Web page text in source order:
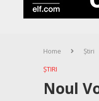
Home Știri
ȘTIRI
Noul